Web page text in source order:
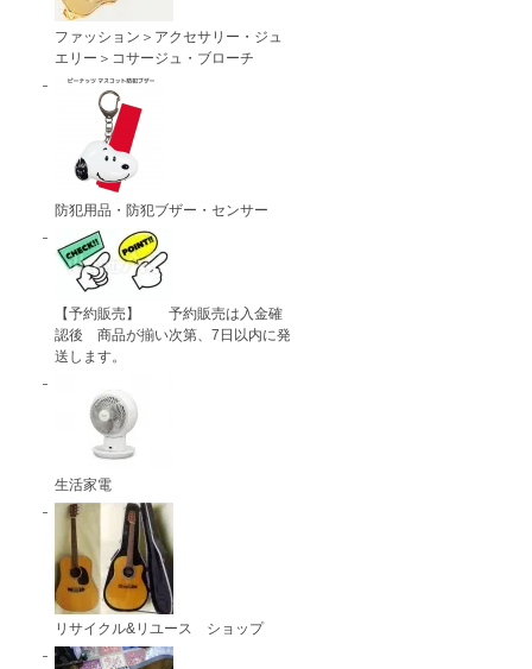
ファッション＞アクセサリー・ジュ
エリー＞コサージュ・ブローチ
防犯用品・防犯ブザー・センサー
【予約販売】 予約販売は入金確
認後 商品が揃い次第、7日以内に発
送します。
生活家電
リサイクル&リユース ショップ